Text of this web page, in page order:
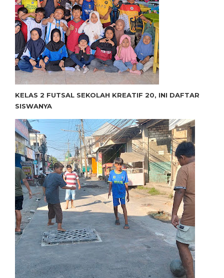
KELAS 2 FUTSAL SEKOLAH KREATIF 20, INI DAFTAR
SISWANYA